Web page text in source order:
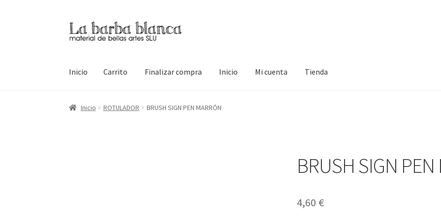
Ir
a
Ir
al
Inicio Carrito Finalizar compra Inicio Mi cuenta Tienda
Inicio Carrito Finalizar compraInicio Mi cuenta
Inicio ROTULADOR BRUSH SIGN PEN MARRÓN
BRUSH SIGN PEN
4,60 €